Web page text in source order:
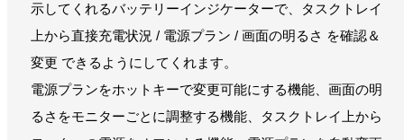
示してくれるバッテリーインジケーターで、タスクトレイ
上から直接充電状況 / 電源プラン / 画面の明るさ を確認＆
変更 できるようにしてくれます。
電源プランをホットキーで変更可能にする機能、画面の明
るさをモニターごとに調整する機能、タスクトレイ上から